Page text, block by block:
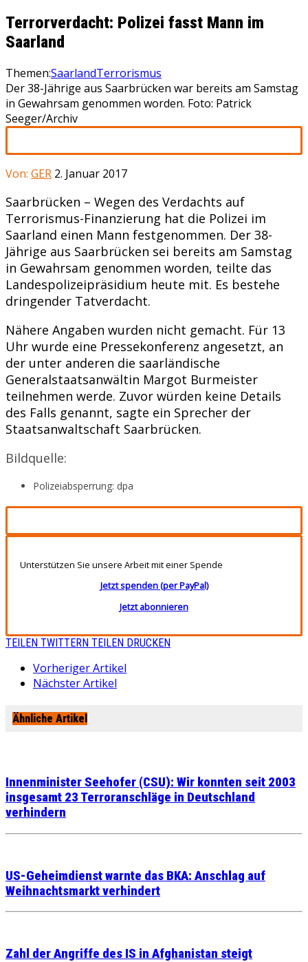
Terrorverdacht: Polizei fasst Mann im
Saarland
Themen:SaarlandTerrorismus
Der 38-Jährige aus Saarbrücken war bereits am Samstag
in Gewahrsam genommen worden. Foto: Patrick
Seeger/Archiv
Von: GER 2. Januar 2017
Saarbrücken – Wegen des Verdachts auf
Terrorismus-Finanzierung hat die Polizei im
Saarland einen Mann festgenommen. Der 38-
Jährige aus Saarbrücken sei bereits am Samstag
in Gewahrsam genommen worden, teilte das
Landespolizeipräsidium heute mit. Es bestehe
dringender Tatverdacht.
Nähere Angaben wurden nicht gemacht. Für 13
Uhr wurde eine Pressekonferenz angesetzt, an
der unter anderen die saarländische
Generalstaatsanwältin Margot Burmeister
teilnehmen werde. Zuvor würden keine Details
des Falls genannt, sagte ein Sprecher der
Staatsanwaltschaft Saarbrücken.
Bildquelle:
Polizeiabsperrung: dpa
Unterstützen Sie unsere Arbeit mit einer Spende
Jetzt spenden (per PayPal)
Jetzt abonnieren
TEILEN TWITTERN TEILEN DRUCKEN
Vorheriger Artikel
Nächster Artikel
Ähnliche Artikel
Innenminister Seehofer (CSU): Wir konnten seit 2003
insgesamt 23 Terroranschläge in Deutschland
verhindern
US-Geheimdienst warnte das BKA: Anschlag auf
Weihnachtsmarkt verhindert
Zahl der Angriffe des IS in Afghanistan steigt